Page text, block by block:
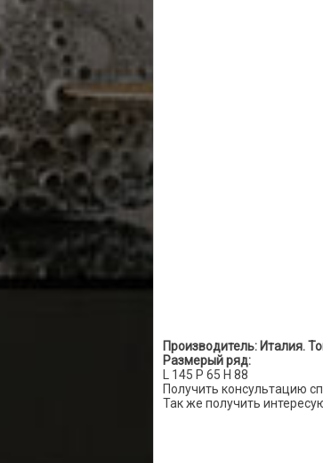
Производитель: Италия.
Размерый ряд:
L 145 P 65 H 88
Получить консультацию
Так же получить